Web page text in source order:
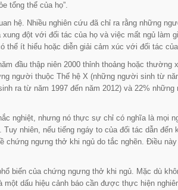
tổng thể của họ”.
hệ. Nhiều nghiên cứu đã chỉ ra rằng những
đột với đối tác của họ và việc mất ngủ làm
thể ít hiểu hoặc diễn giải cảm xúc với đối tác
đầu thập niên 2000 thỉnh thoảng hoặc thường
người thuộc Thế hệ X (những người sinh từ
ra từ năm 1997 đến năm 2012) và 22% những
nghiệt, nhưng nó thực sự chỉ có nghĩa là mọi
nhiên, nếu tiếng ngáy to của đối tác dẫn đến
chứng ngưng thở khi ngủ do tắc nghẽn. Điều này
biến của chứng ngưng thở khi ngủ. Mặc dù
dấu hiệu cảnh báo cần được thực hiện